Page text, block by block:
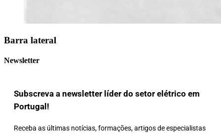
Barra lateral
Newsletter
Subscreva a newsletter líder do setor elétrico em
Portugal!
Receba as últimas notícias, formações, artigos de especialistas